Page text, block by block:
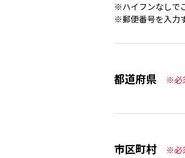
※ハイフンなしで
※郵便番号を入力
都道府県 ※必
市区町村 ※必